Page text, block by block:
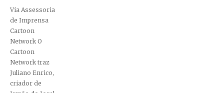
Via Assessoria
de Imprensa
Cartoon
Network O
Cartoon
Network traz
Juliano Enrico,
criador de